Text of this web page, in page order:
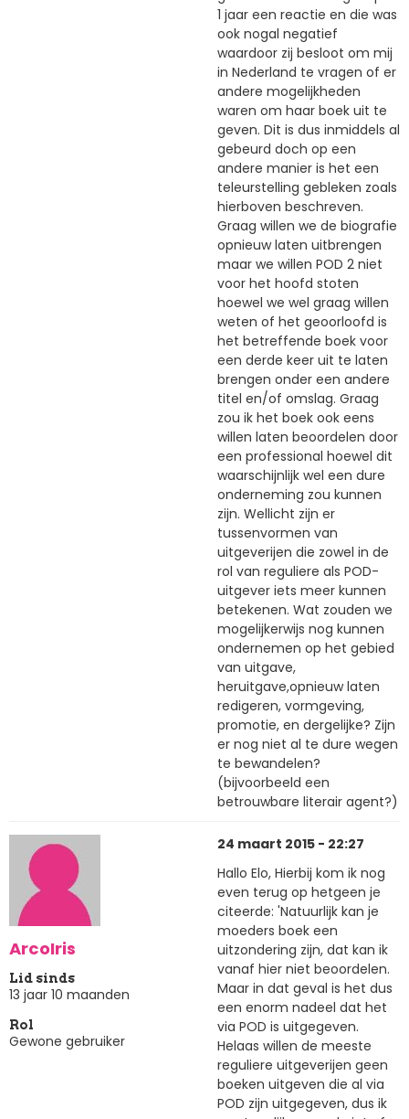
1 jaar een reactie en die was
ook nogal negatief
waardoor zij besloot om mij
in Nederland te vragen of er
andere mogelijkheden
waren om haar boek uit te
geven. Dit is dus inmiddels al
gebeurd doch op een
andere manier is het een
teleurstelling gebleken zoals
hierboven beschreven.
Graag willen we de biografie
opnieuw laten uitbrengen
maar we willen POD 2 niet
voor het hoofd stoten
hoewel we wel graag willen
weten of het geoorloofd is
het betreffende boek voor
een derde keer uit te laten
brengen onder een andere
titel en/of omslag. Graag
zou ik het boek ook eens
willen laten beoordelen door
een professional hoewel dit
waarschijnlijk wel een dure
onderneming zou kunnen
zijn. Wellicht zijn er
tussenvormen van
uitgeverijen die zowel in de
rol van reguliere als POD-
uitgever iets meer kunnen
betekenen. Wat zouden we
mogelijkerwijs nog kunnen
ondernemen op het gebied
van uitgave,
heruitgave,opnieuw laten
redigeren, vormgeving,
promotie, en dergelijke? Zijn
er nog niet al te dure wegen
te bewandelen?
(bijvoorbeeld een
betrouwbare literair agent?)
ArcoIris
Lid sinds
13 jaar 10 maanden
Rol
Gewone gebruiker
24 maart 2015 - 22:27
Hallo Elo, Hierbij kom ik nog
even terug op hetgeen je
citeerde: 'Natuurlijk kan je
moeders boek een
uitzondering zijn, dat kan ik
vanaf hier niet beoordelen.
Maar in dat geval is het dus
een enorm nadeel dat het
via POD is uitgegeven.
Helaas willen de meeste
reguliere uitgeverijen geen
boeken uitgeven die al via
POD zijn uitgegeven, dus ik